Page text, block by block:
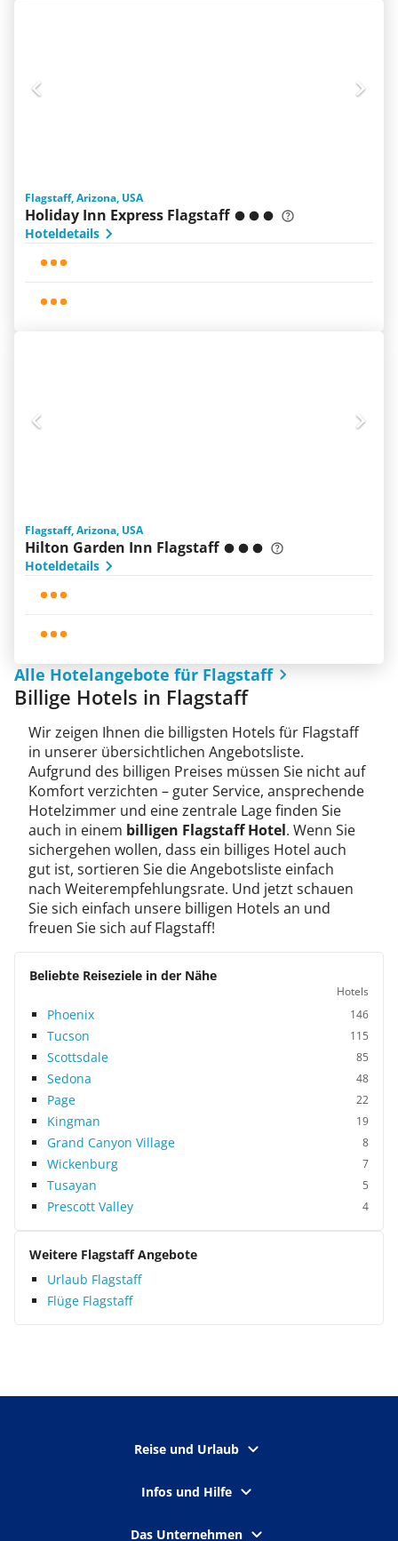
Flagstaff, Arizona, USA
Holiday Inn Express Flagstaff
Hoteldetails
Flagstaff, Arizona, USA
Hilton Garden Inn Flagstaff
Hoteldetails
Alle Hotelangebote für Flagstaff
Billige Hotels in Flagstaff
Wir zeigen Ihnen die billigsten Hotels für Flagstaff
in unserer übersichtlichen Angebotsliste.
Aufgrund des billigen Preises müssen Sie nicht auf
Komfort verzichten – guter Service, ansprechende
Hotelzimmer und eine zentrale Lage finden Sie
auch in einem billigen Flagstaff Hotel. Wenn Sie
sichergehen wollen, dass ein billiges Hotel auch
gut ist, sortieren Sie die Angebotsliste einfach
nach Weiterempfehlungsrate. Und jetzt schauen
Sie sich einfach unsere billigen Hotels an und
freuen Sie sich auf Flagstaff!
Beliebte Reiseziele in der Nähe
Hotels
Phoenix 146
Tucson 115
Scottsdale 85
Sedona 48
Page 22
Kingman 19
Grand Canyon Village 8
Wickenburg 7
Tusayan 5
Prescott Valley 4
Weitere Flagstaff Angebote
Urlaub Flagstaff
Flüge Flagstaff
Reise und Urlaub
Infos und Hilfe
Das Unternehmen